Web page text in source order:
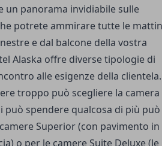
un panorama invidiabile sulle
potrete ammirare tutte le
e dal balcone della vostra
Alaska offre diverse tipologie di
alle esigenze della clientela.
troppo può scegliere la camera
può spendere qualcosa di più può
Superior (con pavimento in
o per le camere Suite Deluxe (le